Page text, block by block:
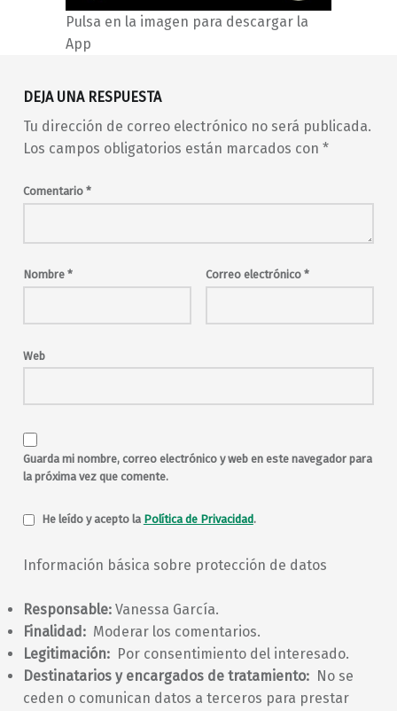
Pulsa en la imagen para descargar la
App
DEJA UNA RESPUESTA
Tu dirección de correo electrónico no será publicada.
Los campos obligatorios están marcados con *
Comentario *
Nombre * Correo electrónico *
Web
Guarda mi nombre, correo electrónico y web en este navegador para
la próxima vez que comente.
He leído y acepto la Política de Privacidad .
Información básica sobre protección de datos
Responsable:Vanessa García.
Finalidad:Moderar los comentarios.
Legitimación:Por consentimiento del interesado.
Destinatarios y encargados de tratamiento:No se
ceden o comunican datos a terceros para prestar